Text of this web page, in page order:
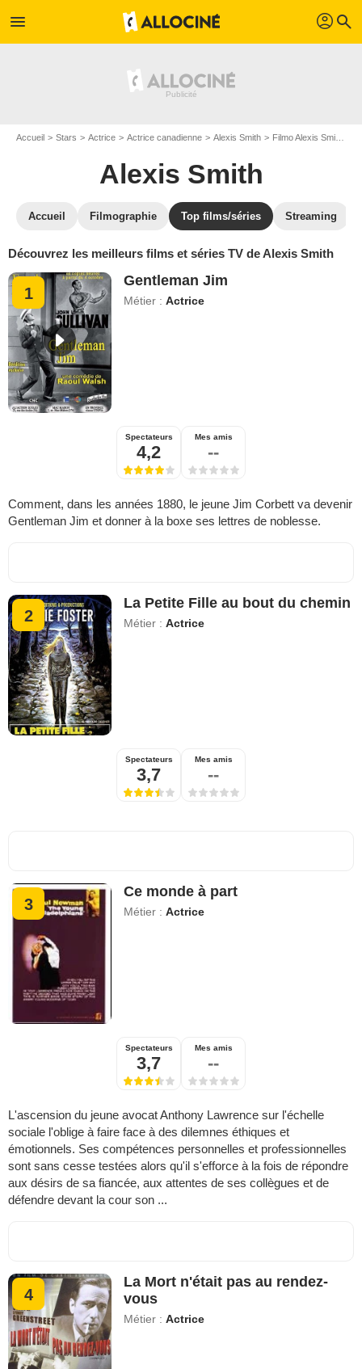
menu profil search
Accueil Stars Actrice Actrice canadienne Alexis Smith Filmo Alexis Smith
Alexis Smith
Accueil Filmographie Top films/séries Streaming
Découvrez les meilleurs films et séries TV de Alexis Smith
1
Gentleman Jim
Métier :Actrice
Spectateurs
4,2
Mes amis
--
Comment, dans les années 1880, le jeune Jim Corbett va devenir
Gentleman Jim et donner à la boxe ses lettres de noblesse.
2
La Petite Fille au bout du chemin
Métier :Actrice
Spectateurs
3,7
Mes amis
--
3
Ce monde à part
Métier :Actrice
Spectateurs
3,7
Mes amis
--
L'ascension du jeune avocat Anthony Lawrence sur l'échelle
sociale l'oblige à faire face à des dilemnes éthiques et
émotionnels. Ses compétences personnelles et professionnelles
sont sans cesse testées alors qu'il s'efforce à la fois de répondre
aux désirs de sa fiancée, aux attentes de ses collègues et de
défendre devant la cour son ...
4
La Mort n'était pas au rendez-
vous
Métier :Actrice